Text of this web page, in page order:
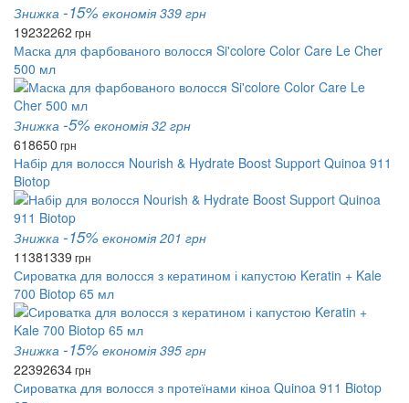
Знижка -15% економія 339 грн
19232262 грн
Маска для фарбованого волосся Si'colore Color Care Le Cher
500 мл
Знижка -5% економія 32 грн
618650 грн
Набір для волосся Nourish & Hydrate Boost Support Quinoa 911
Biotop
Знижка -15% економія 201 грн
11381339 грн
Сироватка для волосся з кератином і капустою Keratin + Kale
700 Biotop 65 мл
Знижка -15% економія 395 грн
22392634грн
Сироватка для волосся з протеїнами кіноа Quinoa 911 Biotop